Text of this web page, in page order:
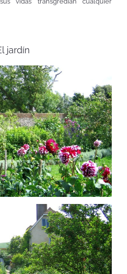
jardín